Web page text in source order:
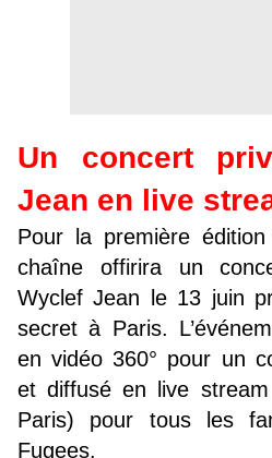
Un concert
Jean en live
Pour la première
chaîne offirira un
Wyclef Jean le 13 juin
secret à Paris.
en vidéo 360° pour un
et diffusé en live
Paris) pour tous les
Fugees.